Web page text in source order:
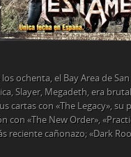
ochenta, el Bay Area de
Slayer, Megadeth, era
cartas con «The Legacy», su
con «The New Order»,
reciente cañonazo; «Dark